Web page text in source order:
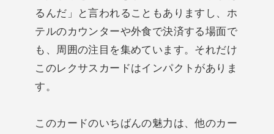
るんだ」と言われることもありますし、ホ
テルのカウンターや外食で決済する場面で
も、周囲の注目を集めています。それだけ
このレクサスカードはインパクトがありま
す。
このカードのいちばんの魅力は、他のカー